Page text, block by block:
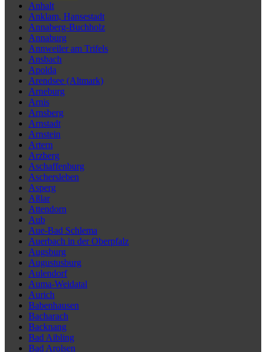
Anhalt
Anklam, Hansestadt
Annaberg-Buchholz
Annaburg
Annweiler am Trifels
Ansbach
Apolda
Arendsee (Altmark)
Arneburg
Arnis
Arnsberg
Arnstadt
Arnstein
Artern
Arzberg
Aschaffenburg
Aschersleben
Asperg
Aßlar
Attendorn
Aub
Aue-Bad Schlema
Auerbach in der Oberpfalz
Augsburg
Augustusburg
Aulendorf
Auma-Weidatal
Aurich
Babenhausen
Bacharach
Backnang
Bad Aibling
Bad Arolsen